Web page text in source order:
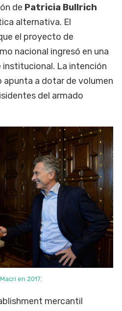
de Patricia Bullrich
alternativa. El
el proyecto de
nacional ingresó en una
La intención
a dotar de volumen
del armado
en 2017.
mercantil